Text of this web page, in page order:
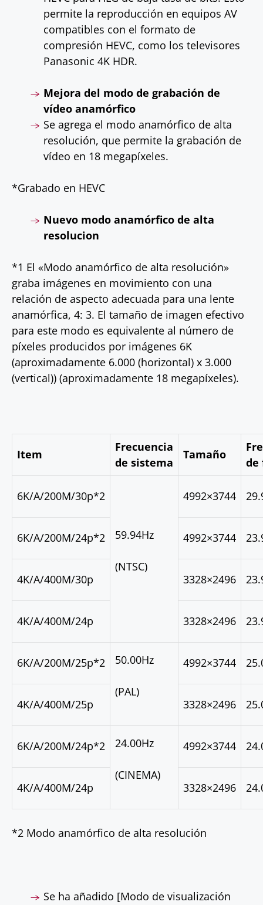
permite la reproducción en equipos AV
compatibles con el formato de
compresión HEVC, como los televisores
Panasonic 4K HDR.
Mejora del modo de grabación de
vídeo anamórfico
Se agrega el modo anamórfico de alta
resolución, que permite la grabación de
vídeo en 18 megapíxeles.
*Grabado en HEVC
Nuevo modo anamórfico de alta
resolucion
*1 El «Modo anamórfico de alta resolución»
graba imágenes en movimiento con una
relación de aspecto adecuada para una lente
anamórfica, 4: 3. El tamaño de imagen efectivo
para este modo es equivalente al número de
píxeles producidos por imágenes 6K
(aproximadamente 6.000 (horizontal) x 3.000
(vertical)) (aproximadamente 18 megapíxeles).
Item
Frecuencia
de sistema
Tamaño
de
6K/A/200M/30p*2
59.94Hz
(NTSC)
4992×3744
6K/A/200M/24p*2 4992×3744
4K/A/400M/30p 3328×2496
4K/A/400M/24p 3328×2496
6K/A/200M/25p*2 50.00Hz
(PAL)
4992×3744
4K/A/400M/25p 3328×2496
6K/A/200M/24p*2 24.00Hz
(CINEMA)
4992×3744
4K/A/400M/24p 3328×2496
*2 Modo anamórfico de alta resolución
Se ha añadido [Modo de visualización